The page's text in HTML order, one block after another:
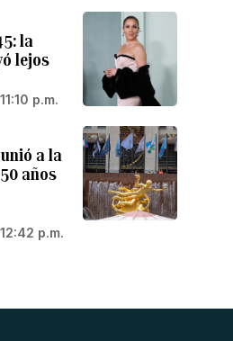
la
lejos
p.m.
a la
años
p.m.